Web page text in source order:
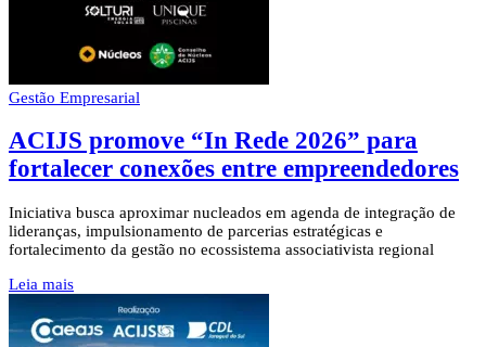
Gestão Empresarial
ACIJS promove “In Rede 2026” para
fortalecer conexões entre empreendedores
Iniciativa busca aproximar nucleados em agenda de integração de
lideranças, impulsionamento de parcerias estratégicas e
fortalecimento da gestão no ecossistema associativista regional
Leia mais